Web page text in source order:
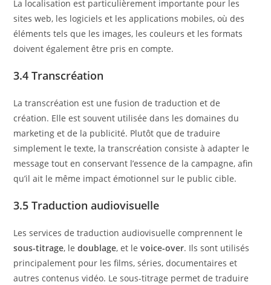
La localisation est particulièrement importante pour les
sites web, les logiciels et les applications mobiles, où des
éléments tels que les images, les couleurs et les formats
doivent également être pris en compte.
3.4 Transcréation
La transcréation est une fusion de traduction et de
création. Elle est souvent utilisée dans les domaines du
marketing et de la publicité. Plutôt que de traduire
simplement le texte, la transcréation consiste à adapter le
message tout en conservant l’essence de la campagne, afin
qu’il ait le même impact émotionnel sur le public cible.
3.5 Traduction audiovisuelle
Les services de traduction audiovisuelle comprennent le
sous-titrage, ledoublage, et levoice-over. Ils sont utilisés
principalement pour les films, séries, documentaires et
autres contenus vidéo. Le sous-titrage permet de traduire